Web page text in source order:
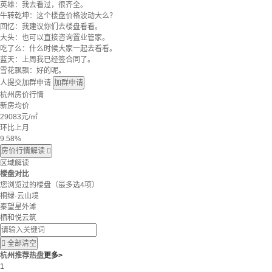
英雄：我去看过，很齐全。
牛转乾坤：这个楼盘价格波动大么？
回忆：我建议你们去楼盘看看。
大头：也可以直接咨询置业管家。
吃了么：什么时候大家一起去看看。
蓝天：上周我已经签合同了。
雪花飘飘：好的呢。
人提交加群申请 加群申请
杭州房价行情
新房均价
29083元/㎡
环比上月
9.58%
房价行情解读 
区域解读
楼盘对比
您浏览过的楼盘 （最多选4项）
桐绿·云山境
秦望星外滩
栖和悦云筑
 全部清空
杭州推荐热盘更多>
1